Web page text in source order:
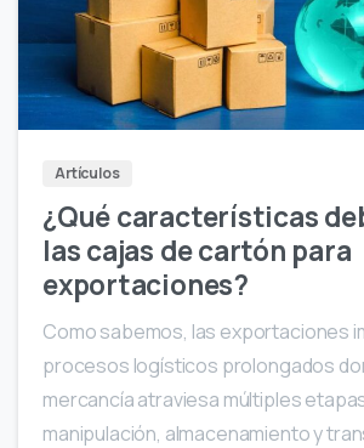
Artículos
¿Qué características
las cajas de cartón para
exportaciones?
Como sabemos, las exportaciones
procesos logísticos prolongados
mercancía atraviesa múltiples
manipulación, almacenamiento y